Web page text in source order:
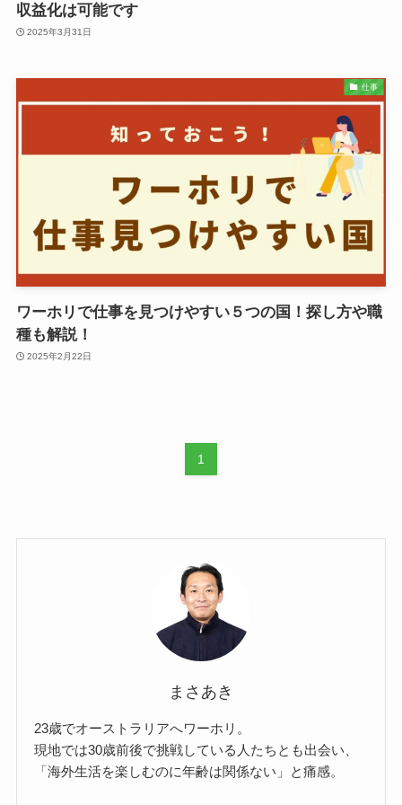
収益化は可能です
2025年3月31日
仕事
ワーホリで仕事を見つけやすい５つの国！探し方や職
種も解説！
2025年2月22日
1
まさあき
23歳でオーストラリアへワーホリ。
現地では30歳前後で挑戦している人たちとも出会い、
「海外生活を楽しむのに年齢は関係ない」と痛感。